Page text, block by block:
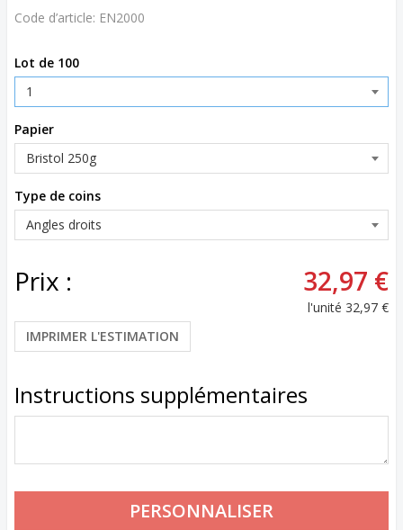
Code d’article: EN2000
Lot de 100
Papier
Type de coins
Prix : 32,97 €
l'unité 32,97 €
IMPRIMER L'ESTIMATION
Instructions supplémentaires